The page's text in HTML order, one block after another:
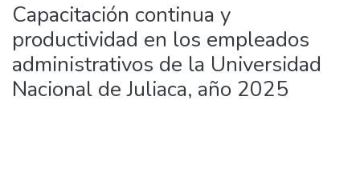
Capacitación continua y
productividad en los empleados
administrativos de la Universidad
Nacional de Juliaca, año 2025